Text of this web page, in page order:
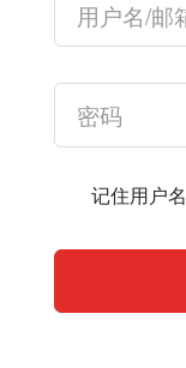
记住用户名